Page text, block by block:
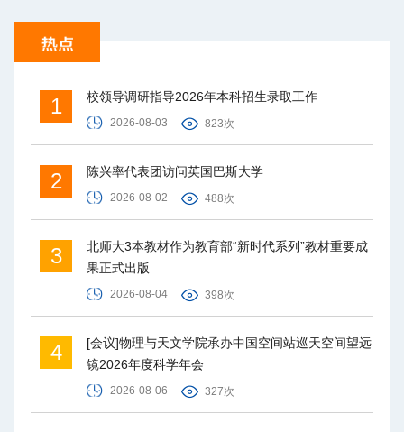
1 校领导调研指导2026年本科招生录取工作
2026-08-03 823次
2 陈兴率代表团访问英国巴斯大学
2026-08-02 488次
3
北师大3本教材作为教育部“新时代系列”教材重要成
果正式出版
2026-08-04 398次
4
[会议]物理与天文学院承办中国空间站巡天空间望远
镜2026年度科学年会
2026-08-06 327次